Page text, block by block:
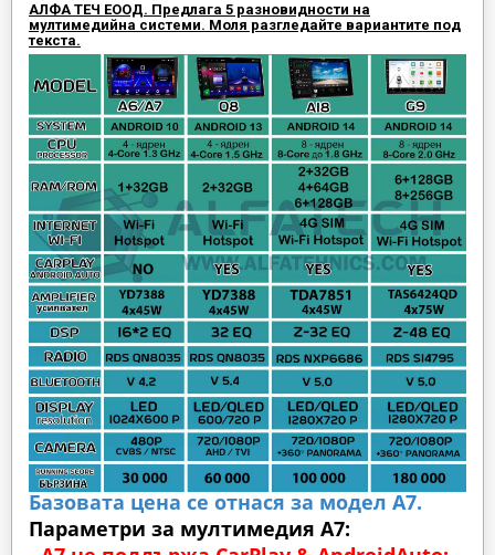
АЛФА ТЕЧ ЕООД. Предлага 5 разновидности на
мултимедийна системи. Моля разгледайте вариантите под
текста.
Базовата цена се отнася за модел А7.
Параметри за мултимедия A7: